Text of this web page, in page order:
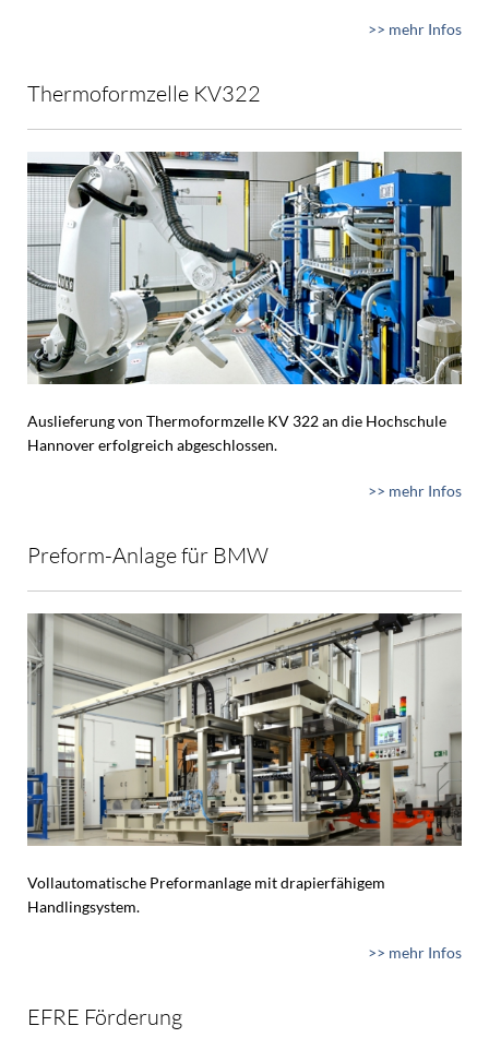
>> mehr Infos
Thermoformzelle KV322
Auslieferung von Thermoformzelle KV 322 an die Hochschule
Hannover erfolgreich abgeschlossen.
>> mehr Infos
Preform-Anlage für BMW
Vollautomatische Preformanlage mit drapierfähigem
Handlingsystem.
>> mehr Infos
EFRE Förderung